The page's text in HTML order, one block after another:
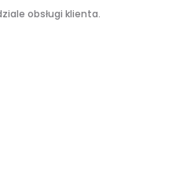
obsługi klienta.